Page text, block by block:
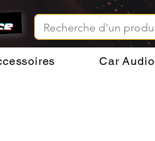
Car Audio